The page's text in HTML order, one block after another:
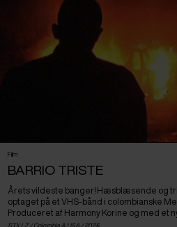
Film
BARRIO TRISTE
Årets vildeste banger! Hæsblæsende og
optaget på et VHS-bånd i colombianske
Produceret af Harmony Korine og med et
STILLZ / Colombia & USA / 2025